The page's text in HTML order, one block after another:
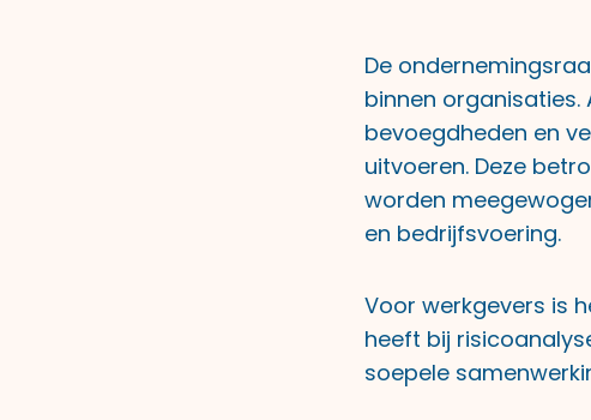
De
binnen
bevoegdheden en
uitvoeren. Deze
worden
en bedrijfsvoering.
Voor werkgevers is
heeft bij
soepele